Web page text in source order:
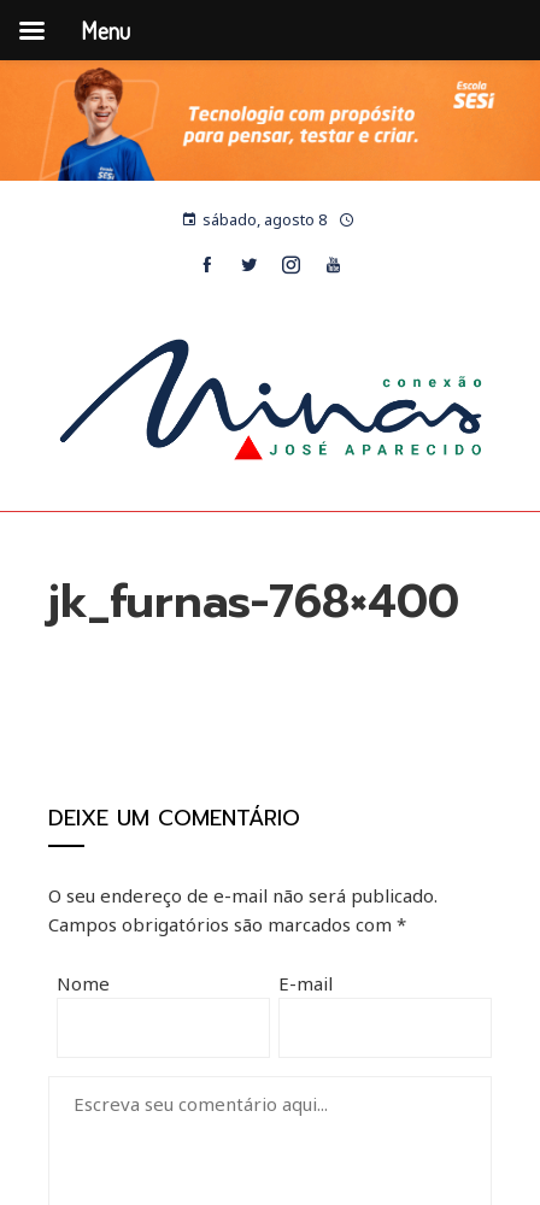
sábado, agosto 8
jk_furnas-768×400
DEIXE UM COMENTÁRIO
O seu endereço de e-mail não será publicado.
Campos obrigatórios são marcados com *
Nome E-mail
Menu